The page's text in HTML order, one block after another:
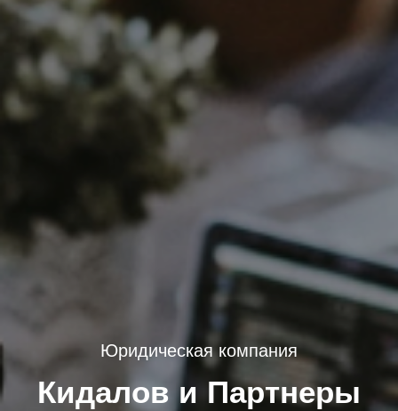
Юридическая компания
Кидалов и Партнеры